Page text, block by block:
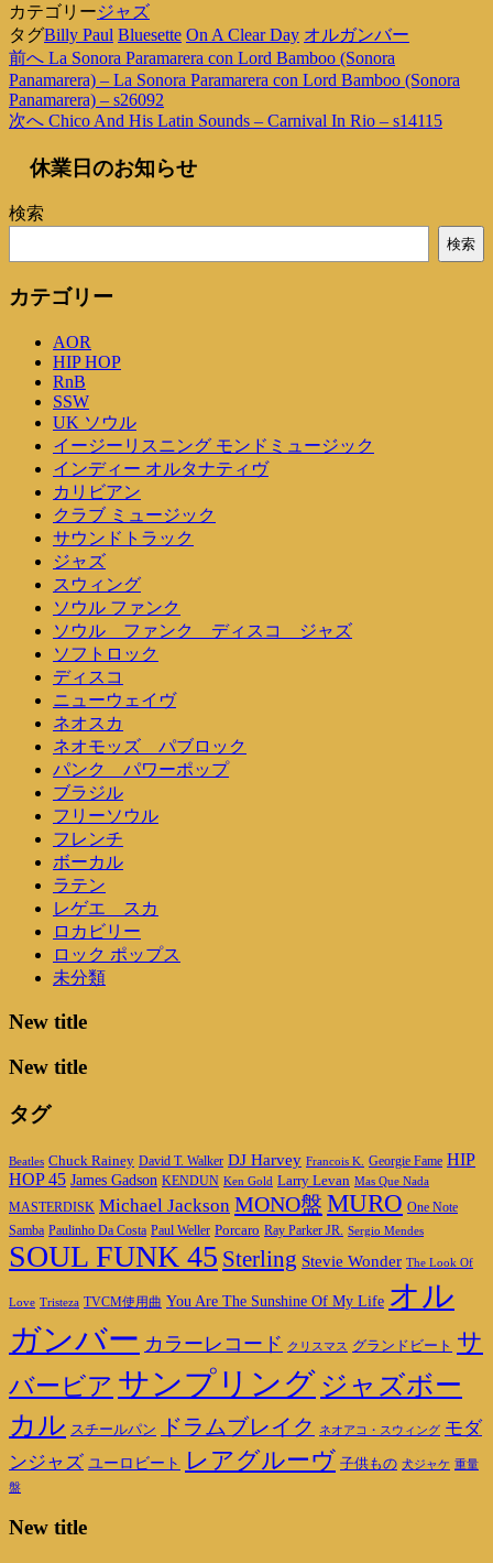
カテゴリージャズ
タグBilly Paul Bluesette On A Clear Day オルガンバー
投
稿
ナ
ビ
ゲ
ョ
過
去
の
投
前へ La Sonora Paramarera con Lord Bamboo (Sonora
Panamarera) – La Sonora Paramarera con Lord Bamboo (Sonora
Panamarera) – s26092
次
次へ Chico And His Latin Sounds – Carnival In Rio – s14115
休業日のお知らせ
検索
検索
カテゴリー
AOR
HIP HOP
RnB
SSW
UK ソウル
イージーリスニング モンドミュージック
インディー オルタナティヴ
カリビアン
クラブ ミュージック
サウンドトラック
ジャズ
スウィング
ソウル ファンク
ソウル ファンク ディスコ ジャズ
ソフトロック
ディスコ
ニューウェイヴ
ネオスカ
ネオモッズ パブロック
パンク パワーポップ
ブラジル
フリーソウル
フレンチ
ボーカル
ラテン
レゲエ スカ
ロカビリー
ロック ポップス
未分類
New title
New title
タグ
Beatles Chuck Rainey David T. Walker DJ Harvey Francois K. Georgie Fame HIP
HOP 45 James Gadson KENDUN Ken Gold Larry Levan Mas Que Nada
MASTERDISK Michael Jackson MONO盤 MURO One Note
Samba Paulinho Da Costa Paul Weller Porcaro Ray Parker JR. Sergio Mendes
SOUL FUNK 45 Sterling Stevie Wonder The Look Of
Love Tristeza TVCM使用曲 You Are The Sunshine Of My Life オル
ガンバー カラーレコード クリスマス グランドビート サ
バービア サンプリング ジャズボー
カル スチールパン ドラムブレイク ネオアコ・スウィング モダ
ンジャズ ユーロビート レアグルーヴ 子供もの 犬ジャケ 重量
盤
New title